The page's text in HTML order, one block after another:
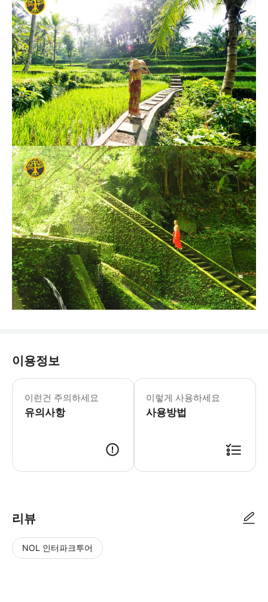
이용정보
이런건 주의하세요
유의사항
이렇게 사용하세요
사용방법
리뷰
NOL 인터파크투어